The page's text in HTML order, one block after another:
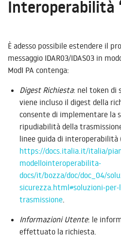
Interoperabilità
È adesso possibile estendere il
messaggio IDAR03/IDAS03 in
ModI PA contenga:
Digest Richiesta: nel token di
viene incluso il digest della
consente di implementare la
ripudiabilità della
linee guida di interoperabilità
https://docs.italia.it/italia/
modellointeroperabilita-
docs/it/bozza/doc/doc_04/
sicurezza.html#soluzioni-
trasmissione
Informazioni Utente: le
effettuato la richiesta.